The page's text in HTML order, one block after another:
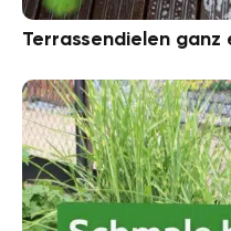
Terrassendielen